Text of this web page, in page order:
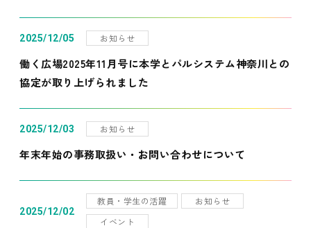
2025/12/05 お知らせ
働く広場2025年11月号に本学とパルシステム神奈川との
協定が取り上げられました
2025/12/03 お知らせ
年末年始の事務取扱い・お問い合わせについて
2025/12/02
教員・学生の活躍
お知らせ
イベント